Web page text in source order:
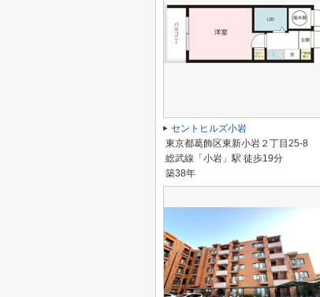
セントヒルズ小岩
東京都葛飾区東新小岩２丁目25-8
総武線「小岩」駅 徒歩19分
築38年